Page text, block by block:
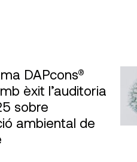
DAPcons®
èxit l’auditoria
sobre
ambiental de